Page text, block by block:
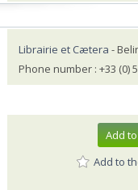
Librairie et Cætera -
Phone number : +33 (0)
Add
Add to